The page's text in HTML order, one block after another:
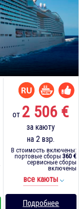
от 2 506 €
за каюту
на 2 взр.
В стоимость включены:
портовые сборы 360 €
сервисные сборы
включены
все каюты
Подробнее